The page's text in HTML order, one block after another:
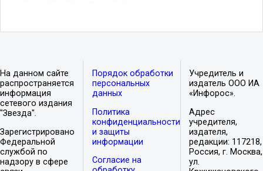
На данном сайте
распространяется
информация
сетевого издания
"Звезда".
Зарегистрировано
Федеральной
службой по
надзору в сфере
Порядок обработки
персональных
данных
Политика
конфиденциальности
и защиты
информации
Согласие на
Учредитель и
издатель ООО ИА
«Инфорос».
Адрес
учредителя,
издателя,
редакции: 117218,
Россия, г. Москва,
ул.